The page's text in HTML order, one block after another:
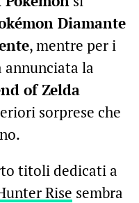
Diamante
, mentre per i
la
of Zelda
sorprese che
titoli dedicati a
Rise sembra